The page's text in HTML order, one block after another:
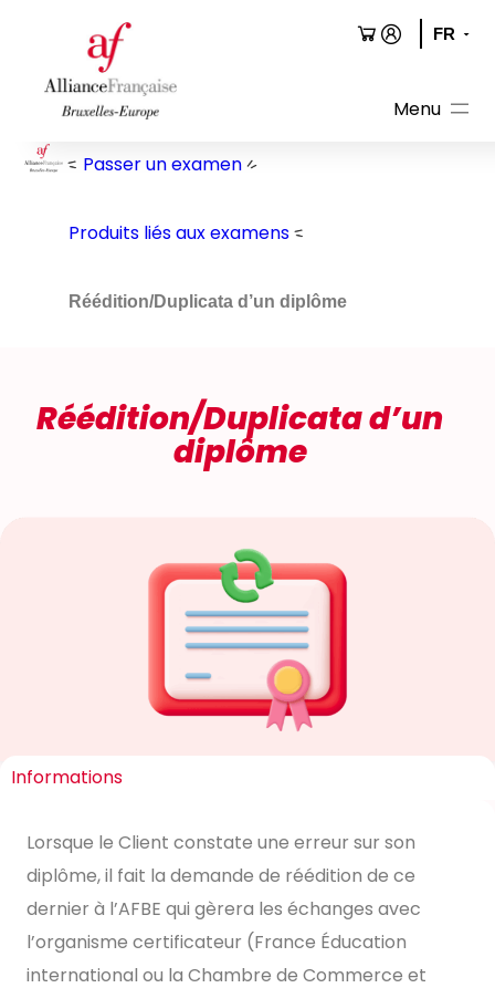
contenu
Passer un examen
Produits liés aux examens
Réédition/Duplicata d’un diplôme
Réédition/Duplicata d’un
diplôme
Informations
Lorsque le Client constate une erreur sur son
diplôme, il fait la demande de réédition de ce
dernier à l’AFBE qui gèrera les échanges avec
l’organisme certificateur (France Éducation
international ou la Chambre de Commerce et